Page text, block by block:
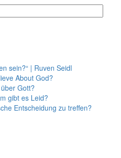
sein?“ | Ruven Seidl
About God?
Gott?
gibt es Leid?
Entscheidung zu treffen?